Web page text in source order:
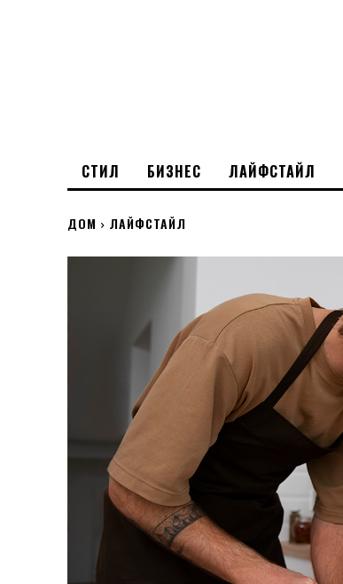
СТИЛ БИЗНЕС ЛАЙФСТАЙЛ
ДОМ ЛАЙФСТАЙЛ